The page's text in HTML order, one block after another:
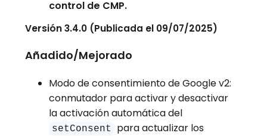
control de CMP.
Versión 3.4.0 (Publicada el 09/07/2025)
Añadido/Mejorado
Modo de consentimiento de Google v2:
conmutador para activar y desactivar
la activación automática del
setConsent
para actualizar los